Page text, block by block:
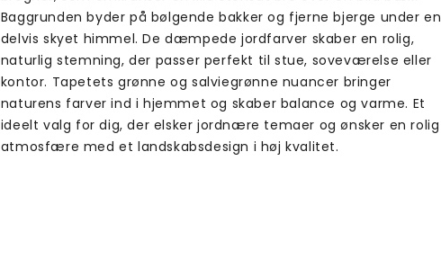
Baggrunden byder på bølgende bakker og fjerne bjerge under en
delvis skyet himmel. De dæmpede jordfarver skaber en rolig,
naturlig stemning, der passer perfekt til stue, soveværelse eller
kontor. Tapetets grønne og salviegrønne nuancer bringer
naturens farver ind i hjemmet og skaber balance og varme. Et
ideelt valg for dig, der elsker jordnære temaer og ønsker en rolig
atmosfære med et landskabsdesign i høj kvalitet.